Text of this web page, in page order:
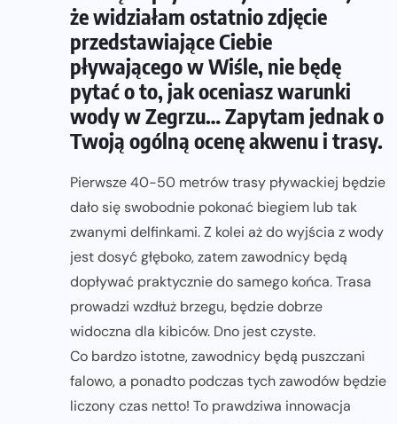
że widziałam ostatnio zdjęcie
przedstawiające Ciebie
pływającego w Wiśle, nie będę
pytać o to, jak oceniasz warunki
wody w Zegrzu… Zapytam jednak o
Twoją ogólną ocenę akwenu i trasy.
Pierwsze 40-50 metrów trasy pływackiej będzie
dało się swobodnie pokonać biegiem lub tak
zwanymi delfinkami. Z kolei aż do wyjścia z wody
jest dosyć głęboko, zatem zawodnicy będą
dopływać praktycznie do samego końca. Trasa
prowadzi wzdłuż brzegu, będzie dobrze
widoczna dla kibiców. Dno jest czyste.
Co bardzo istotne, zawodnicy będą puszczani
falowo, a ponadto podczas tych zawodów będzie
liczony czas netto! To prawdziwa innowacja